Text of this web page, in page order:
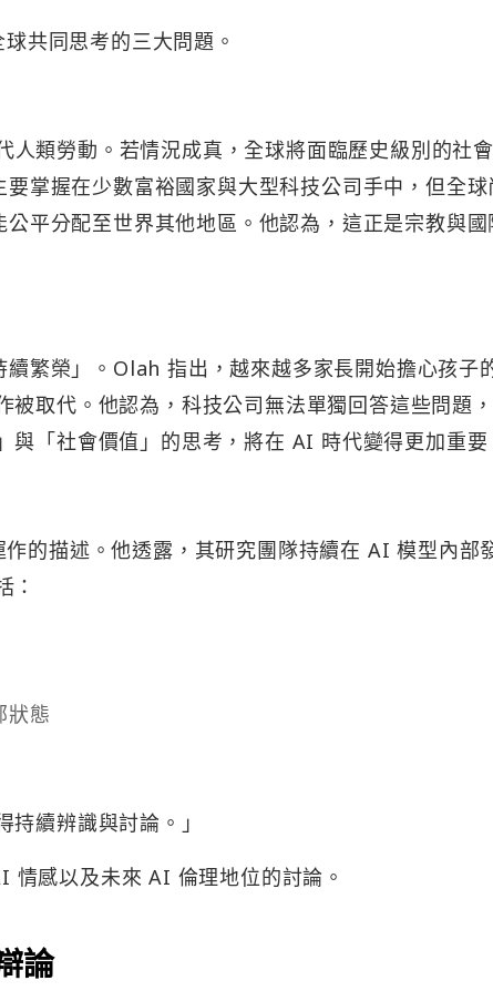
共同思考的三大問題。
類勞動。若情況成真，全球將面臨歷史級別的社
掌握在少數富裕國家與大型科技公司手中，但全球
平分配至世界其他地區。他認為，這正是宗教與國
繁榮」。Olah 指出，越來越多家長開始擔心孩子
被取代。他認為，科技公司無法單獨回答這些問題
與「社會價值」的思考，將在 AI 時代變得更加重要
的描述。他透露，其研究團隊持續在 AI 模型內部
：
狀態
持續辨識與討論。」
感以及未來 AI 倫理地位的討論。
論